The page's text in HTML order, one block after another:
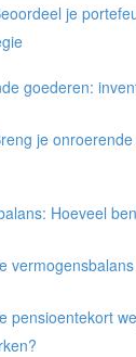
je
goederen:
je
Hoeveel
pensioentekort